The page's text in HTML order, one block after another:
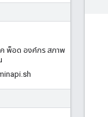
ค พ็อด องค์กร สภาพ
.sh